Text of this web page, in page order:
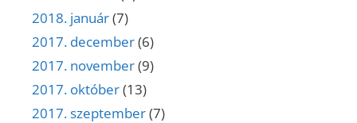
2018. január(7)
2017. december(6)
2017. november(9)
2017. október(13)
2017. szeptember(7)